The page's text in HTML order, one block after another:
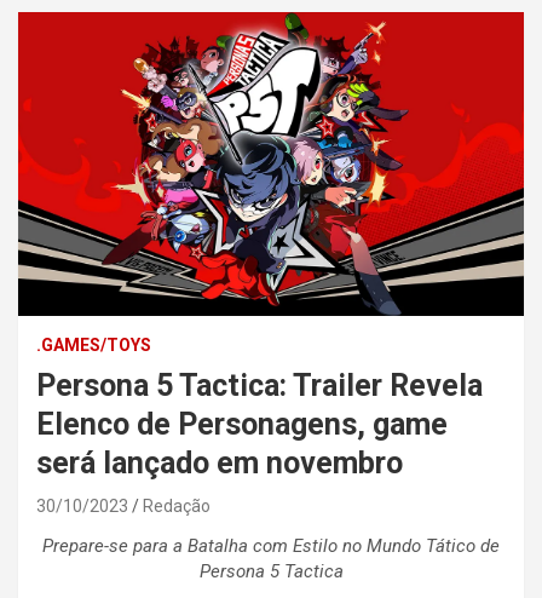
.GAMES/TOYS
Persona 5 Tactica: Trailer Revela
Elenco de Personagens, game
será lançado em novembro
30/10/2023 Redação
Prepare-se para a Batalha com Estilo no Mundo Tático de
Persona 5 Tactica